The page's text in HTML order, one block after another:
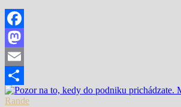
Facebook
Mastodon
Email
Share
Rande